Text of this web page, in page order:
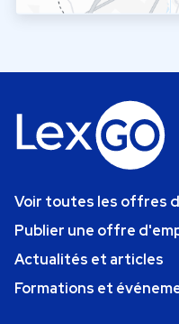
Voir toutes les offres
Publier une offre
Actualités et articles
Formations et